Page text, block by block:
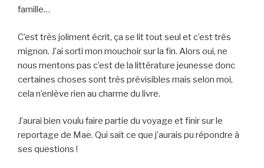
famille…
C’est très joliment écrit, ça se lit tout seul et c’est très
mignon. J’ai sorti mon mouchoir sur la fin. Alors oui, ne
nous mentons pas c’est de la littérature jeunesse donc
certaines choses sont très prévisibles mais selon moi,
cela n’enlève rien au charme du livre.
J’aurai bien voulu faire partie du voyage et finir sur le
reportage de Mae. Qui sait ce que j’aurais pu répondre à
ses questions !